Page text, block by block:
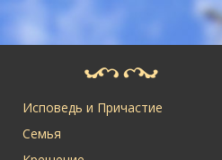
Исповедь и Причастие
Семья